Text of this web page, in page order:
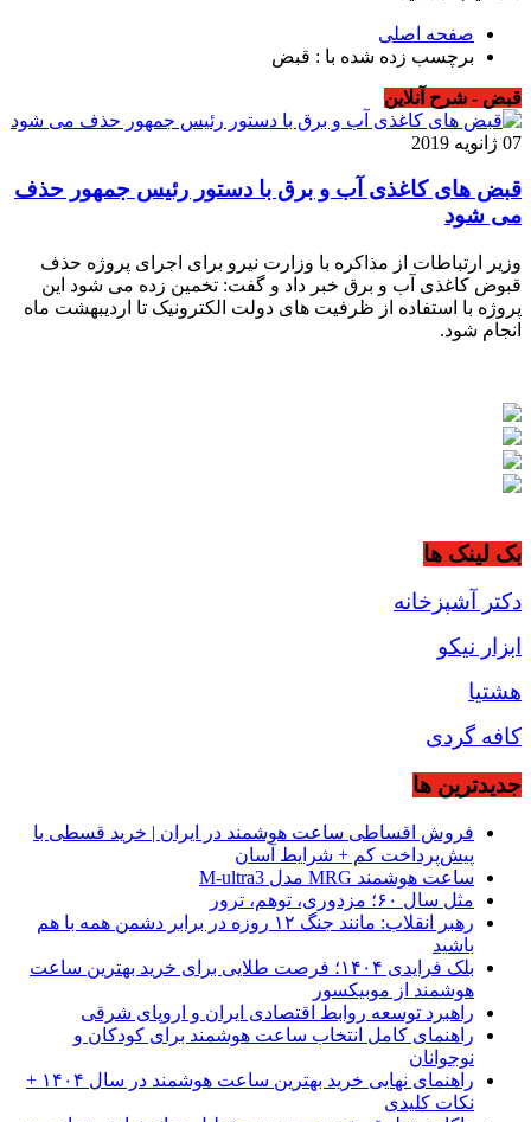
صفحه اصلی
برچسب زده شده با : قبض
قبض - شرح آنلاین
07 ژانویه 2019
قبض های کاغذی آب و برق با دستور رئیس جمهور حذف
می شود
وزیر ارتباطات از مذاکره با وزارت نیرو برای اجرای پروژه حذف
قبوض کاغذی آب و برق خبر داد و گفت: تخمین زده می شود این
پروژه با استفاده از ظرفیت های دولت الکترونیک تا اردیبهشت ماه
انجام شود.
بک لینک ها
دکتر آشپزخانه
ابزار نیکو
هشتیا
کافه گردی
جديدترين ها
فروش اقساطی ساعت هوشمند در ایران | خرید قسطی با
پیش‌پرداخت کم + شرایط آسان
ساعت هوشمند MRG مدل M-ultra3
مثل سال ۶۰؛ مزدوری، توهم، ترور
رهبر انقلاب: مانند جنگ ۱۲ روزه در برابر دشمن همه با هم
باشید
بلک فرایدی ۱۴۰۴؛ فرصت طلایی برای خرید بهترین ساعت
هوشمند از موبیکسور
راهبرد توسعه روابط اقتصادی ایران و اروپای شرقی
راهنمای کامل انتخاب ساعت هوشمند برای کودکان و
نوجوانان
راهنمای نهایی خرید بهترین ساعت هوشمند در سال ۱۴۰۴ +
نکات کلیدی